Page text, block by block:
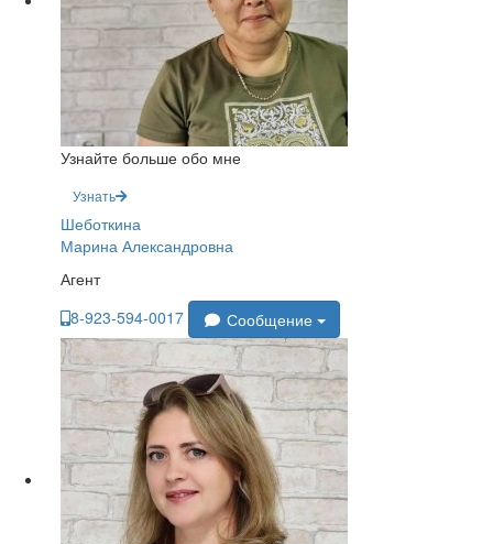
Узнайте больше обо мне
Узнать
Шеботкина
Марина Александровна
Агент
8-923-594-0017
Сообщение